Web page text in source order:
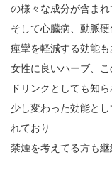
の様々な成分が含まれ
そして心臓病、動脈
痙攣を軽減する効能も
女性に良いハーブ、
ドリンクとしても知ら
少し変わった効能と
れており
禁煙を考えてる方も継